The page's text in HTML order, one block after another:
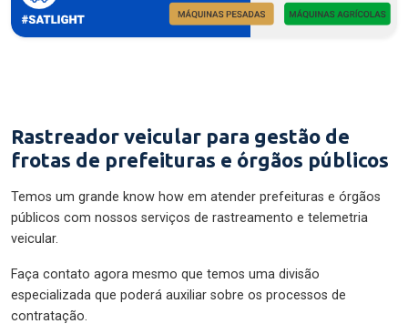
Rastreador veicular para gestão de
frotas de prefeituras e órgãos públicos
Temos um grande know how em atender prefeituras e órgãos
públicos com nossos serviços de rastreamento e telemetria
veicular.
Faça contato agora mesmo que temos uma divisão
especializada que poderá auxiliar sobre os processos de
contratação.